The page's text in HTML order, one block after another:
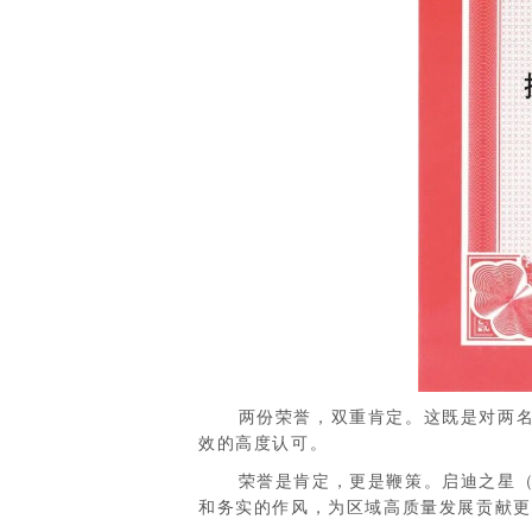
两份荣誉，双重肯定。这既是对两名
效的高度认可。
荣誉是肯定，更是鞭策。启迪之星（
和务实的作风，为区域高质量发展贡献